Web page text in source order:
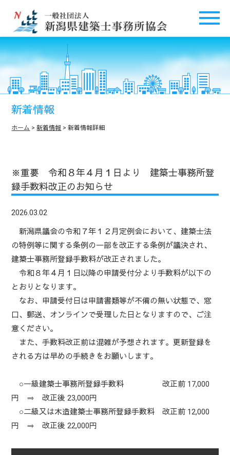
新着情報
ホーム >新着情報 > 新着情報詳細
※重要 令和８年４月１日より 建築士事務所登
録手数料改正のお知らせ
2026.03.02
新潟県議会の令和７年１２月定例会において、建築士法
の特例等に関する条例の一部を改正する条例が議決され、
建築士事務所登録手数料が改正されました。
令和８年４月１日以降の申請受付分より手数料が以下の
とおりとなります。
なお、申請受付日は申請書類等が不備の無い状態で、窓
口、郵送、オンラインで受理した日となりますので、ご注
意ください。
また、手数料改正前は混雑が予想されます。更新登録を
される方は早めの手続きをお願いします。
○一級建築士事務所登録手数料 改正前 17,000
円 ⇒ 改正後 23,000円
○二級又は木造建築士事務所登録手数料 改正前 12,000
円 ⇒ 改正後 22,000円